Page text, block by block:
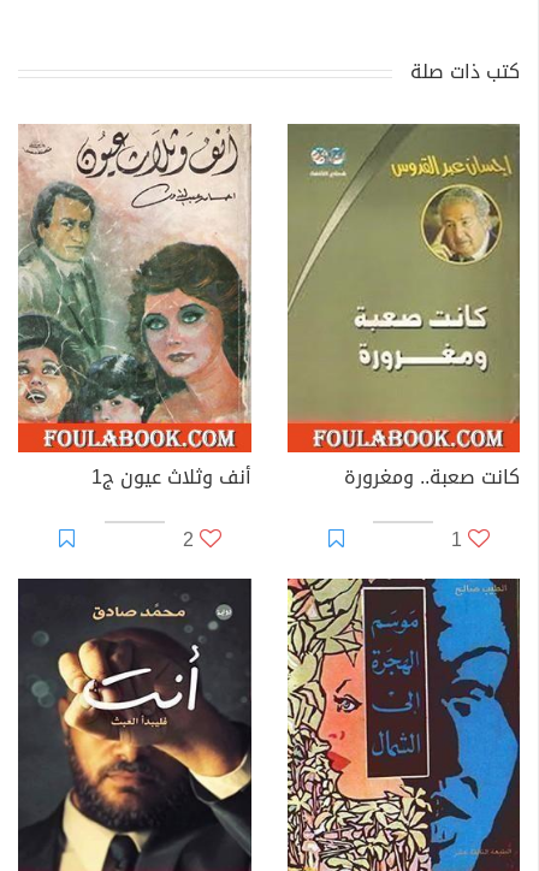
كتب ذات صلة
كانت صعبة.. ومغرورة
1
أنف وثلاث عيون ج1
2